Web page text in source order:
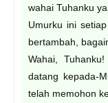
wahai Tuhanku
Umurku ini
bertambah,
Wahai,
datang kepada-
telah memohon